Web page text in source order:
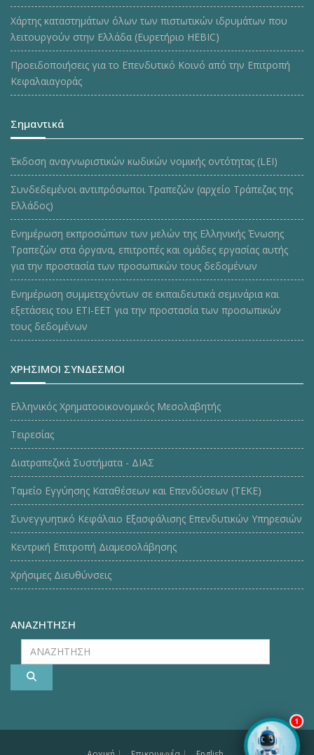
1
Χάρτης καταστημάτων όλων των πιστωτικών ιδρυμάτων που
λειτουργούν στην Ελλάδα (Ευρετήριο HEBIC)
Προειδοποιήσεις για το Επενδυτικό Κοινό από την Επιτροπή
Κεφαλαιαγοράς
Σημαντικά
Έκδοση αναγνωριστικών κωδικών νομικής οντότητας (LEI)
Συνδεδεμένοι αντιπρόσωποι Τραπεζών (αρχείο Τράπεζας της
Ελλάδος)
Ενημέρωση εκπροσώπων των μελών της Ελληνικής Ένωσης
Τραπεζών στα όργανα, επιτροπές και ομάδες εργασίας αυτής
για την προστασία των προσωπικών τους δεδομένων
Ενημέρωση συμμετεχόντων σε εκπαιδευτικά σεμινάρια και
εξετάσεις του ΕΤΙ-ΕΕΤ για την προστασία των προσωπικών
τους δεδομένων
ΧΡΗΣΙΜΟΙ ΣΥΝΔΕΣΜΟΙ
Ελληνικός Χρηματοοικονομικός Μεσολαβητής
Τειρεσίας
Διατραπεζικά Συστήματα - ΔΙΑΣ
Ταμείο Εγγύησης Καταθέσεων και Επενδύσεων (ΤΕΚE)
Συνεγγυητικό Κεφάλαιο Εξασφάλισης Επενδυτικών Υπηρεσιών
Κεντρική Επιτροπή Διαμεσολάβησης
Χρήσιμες Διευθύνσεις
ΑΝΑΖΗΤΗΣΗ
ΑΝΑΖΗΤΗΣΗ